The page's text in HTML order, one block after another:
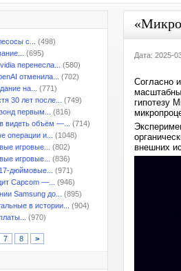
с...
(498)
(695)
перенесла...
(580)
отменила...
(702)
на...
(771)
30 лет после...
(749)
первым...
(816)
видеть объём —...
(714)
операции и...
(1048)
игровые...
(802)
игровые...
(836)
дюймовые...
(971)
Capcom —...
(946)
Samsung до...
(895)
в истории...
(904)
(970)
7 8 >
Дата: 2025-
Согласно
гипотезу
внешних